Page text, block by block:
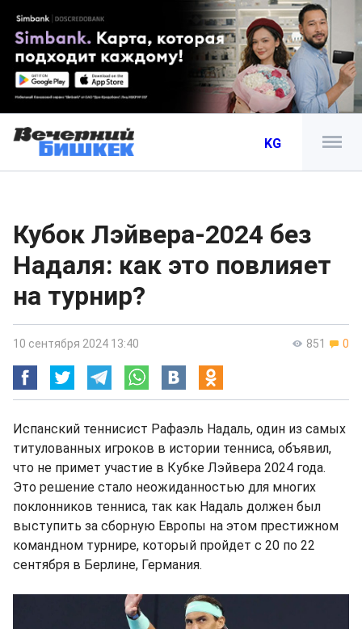
KG
Кубок Лэйвера-2024 без
Надаля: как это повлияет
на турнир?
851 0
10 сентября 2024 13:40
Испанский теннисист Рафаэль Надаль, один из самых
титулованных игроков в истории тенниса, объявил,
что не примет участие в Кубке Лэйвера 2024 года.
Это решение стало неожиданностью для многих
поклонников тенниса, так как Надаль должен был
выступить за сборную Европы на этом престижном
командном турнире, который пройдет с 20 по 22
сентября в Берлине, Германия.